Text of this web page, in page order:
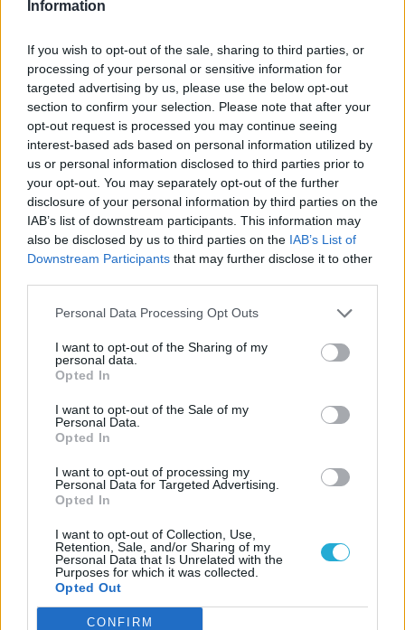
Information
If you wish to opt-out of the sale, sharing to third parties, or
processing of your personal or sensitive information for
targeted advertising by us, please use the below opt-out
section to confirm your selection. Please note that after your
opt-out request is processed you may continue seeing
interest-based ads based on personal information utilized by
us or personal information disclosed to third parties prior to
your opt-out. You may separately opt-out of the further
disclosure of your personal information by third parties on the
IAB’s list of downstream participants. This information may
also be disclosed by us to third parties on the IAB’s List of
Downstream Participants that may further disclose it to other
Personal Data Processing Opt Outs
I want to opt-out of the Sharing of my
personal data.
Opted In
I want to opt-out of the Sale of my
Personal Data.
Opted In
I want to opt-out of processing my
Personal Data for Targeted Advertising.
Opted In
I want to opt-out of Collection, Use,
Retention, Sale, and/or Sharing of my
Personal Data that Is Unrelated with the
Purposes for which it was collected.
Opted Out
CONFIRM
sem úszták meg a szivárgást
Rengeteg ismert szinkronhangot
hallhatunk a Marvel's Wolverine-ben
LEGFRISSEBB VIDEÓNK